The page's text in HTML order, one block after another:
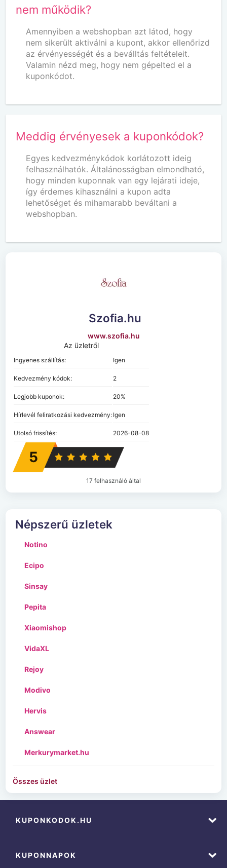
nem működik?
Amennyiben a webshopban azt látod, hogy
nem sikerült aktiválni a kupont, akkor ellenőrizd
az érvényességét és a beválltás feltételeit.
Valamin nézd meg, hogy nem gépelted el a
kuponkódot.
Meddig érvényesek a kuponkódok?
Egyes kedvezménykódok korlátozott ideig
felhasználhatók. Általánosságban elmondható,
hogy minden kuponnak van egy lejárati ideje,
így érdemes kihasználni a kupon adta
lehetőséget és mihamarabb beváltani a
webshopban.
Szofia.hu
www.szofia.hu
Az üzletről
Ingyenes szállítás: Igen
Kedvezmény kódok: 2
Legjobb kuponok: 20%
Hírlevél feliratkozási kedvezmény: Igen
Utolsó frissítés: 2026-08-08
5
17 felhasználó által
Népszerű üzletek
Notino
Ecipo
Sinsay
Pepita
Xiaomishop
VidaXL
Rejoy
Modivo
Hervis
Answear
Merkurymarket.hu
Összes üzlet
KUPONKODOK.HU
KUPONNAPOK